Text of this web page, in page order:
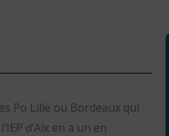
Po Lille ou Bordeaux qui
d’Aix en a un en